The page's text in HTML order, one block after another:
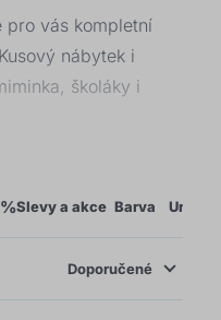
pro vás kompletní
nábytek i
školáky i
s výběrem
pro odpočinek,
%Slevy a akce Barva Určení
Doporučené